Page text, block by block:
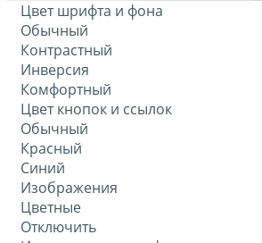
Цвет шрифта и фона
Обычный
Контрастный
Инверсия
Комфортный
Цвет кнопок и ссылок
Обычный
Красный
Синий
Изображения
Цветные
Отключить